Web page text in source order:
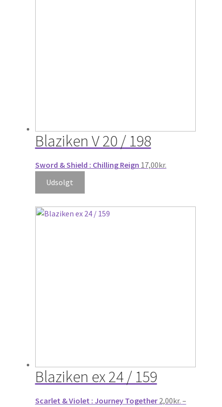
Blaziken V 20 / 198
Sword & Shield : Chilling Reign 17,00kr.
Udsolgt
Blaziken ex 24 / 159
Scarlet & Violet : Journey Together 2,00kr. –